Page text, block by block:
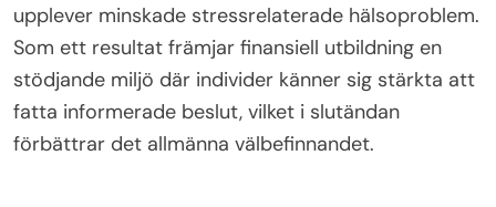
upplever minskade stressrelaterade hälsoproblem.
Som ett resultat främjar finansiell utbildning en
stödjande miljö där individer känner sig stärkta att
fatta informerade beslut, vilket i slutändan
förbättrar det allmänna välbefinnandet.